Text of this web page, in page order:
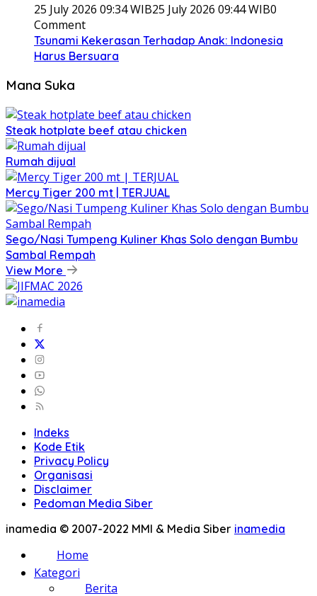
25 July 2026 09:34 WIB25 July 2026 09:44 WIB0
Comment
Tsunami Kekerasan Terhadap Anak: Indonesia
Harus Bersuara
Mana Suka
Steak hotplate beef atau chicken
Rumah dijual
Mercy Tiger 200 mt | TERJUAL
Sego/Nasi Tumpeng Kuliner Khas Solo dengan Bumbu
Sambal Rempah
View More
Indeks
Kode Etik
Privacy Policy
Organisasi
Disclaimer
Pedoman Media Siber
inamedia © 2007-2022 MMI & Media Siber inamedia
Home
Kategori
Berita